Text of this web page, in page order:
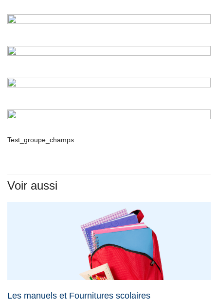
Test_groupe_champs
Voir aussi
Les manuels et Fournitures scolaires